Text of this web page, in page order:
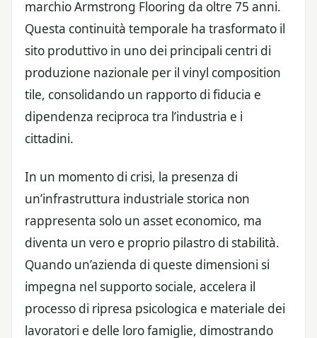
marchio Armstrong Flooring da oltre 75 anni.
Questa continuità temporale ha trasformato il
sito produttivo in uno dei principali centri di
produzione nazionale per il vinyl composition
tile, consolidando un rapporto di fiducia e
dipendenza reciproca tra l’industria e i
cittadini.
In un momento di crisi, la presenza di
un’infrastruttura industriale storica non
rappresenta solo un asset economico, ma
diventa un vero e proprio pilastro di stabilità.
Quando un’azienda di queste dimensioni si
impegna nel supporto sociale, accelera il
processo di ripresa psicologica e materiale dei
lavoratori e delle loro famiglie, dimostrando